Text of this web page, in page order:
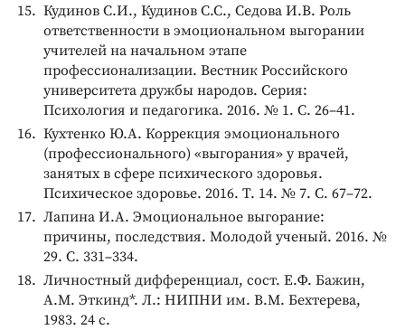
Кудинов С.И., Кудинов С.С., Седова И.В. Роль
ответственности в эмоциональном выгорании
учителей на начальном этапе
профессионализации. Вестник Российского
университета дружбы народов. Серия:
Психология и педагогика. 2016. № 1. С. 26–41.
Кухтенко Ю.А. Коррекция эмоционального
(профессионального) «выгорания» у врачей,
занятых в сфере психического здоровья.
Психическое здоровье. 2016. Т. 14. № 7. С. 67–72.
Лапина И.А. Эмоциональное выгорание:
причины, последствия. Молодой ученый. 2016. №
29. С. 331–334.
Личностный дифференциал, сост. Е.Ф. Бажин,
A.M. Эткинд*. Л.: НИПНИ им. В.М. Бехтерева,
1983. 24 с.